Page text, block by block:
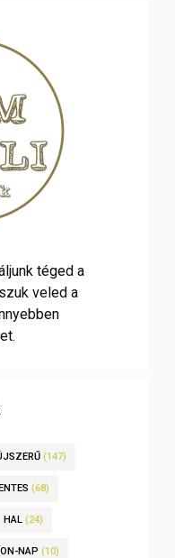
téged a
veled a
(147)
(68)
HAL (24)
NAP (10)